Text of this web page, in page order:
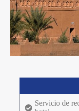
Servicio de